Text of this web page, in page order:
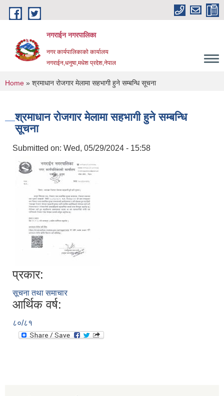
Skip to main content
नगराईन नगरपालिका
नगर कार्यपालिकाको कार्यालय
नगराईन,धनुषा,मधेश प्रदेश,नेपाल
You are here
Home » श्रमाधान रोजगार मेलामा सहभागी हुने सम्बन्धि सूचना
श्रमाधान रोजगार मेलामा सहभागी हुने सम्बन्धि
सूचना
Submitted on: Wed, 05/29/2024 - 15:58
प्रकार:
सूचना तथा समाचार
आर्थिक वर्ष:
८०/८१